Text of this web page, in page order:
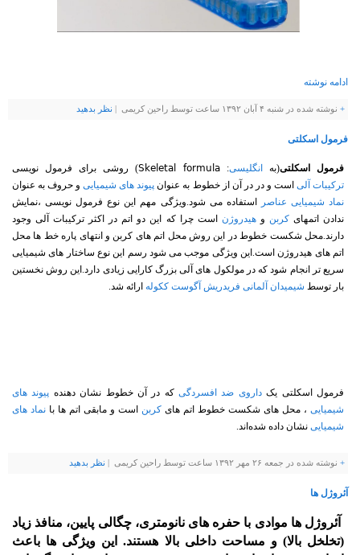
ادامه نوشته
+ نوشته شده در شنبه ۴ آبان ۱۳۹۲ ساعت توسط راحین کریمی | نظر بدهيد
فرمول اسکلتی
فرمول اسکلتی(به انگلیسی:
Skeletal formula)‏ روشی برای فرمول نویسی
ترکیبات آلی است و در در آن از خطوط به عنوان پیوند های شیمیاییو حروف به عنوان
نماد شیمیایی عناصر
استفاده می شود.ویژگی مهم این نوع فرمول نویسی ،نمایش
ندادن اتمهایکربن وهیدروژن است چرا که این دو اتم در اکثر ترکیبات آلی وجود
دارند.محل شکست خطوط در این روش محل اتم های کربن و انتهای پاره خط ها محل
اتم های هیدروژن است.این ویژگی موجب می شود رسم این نوع ساختار های شیمیایی
سریع تر انجام شود که در مولکول های آلی بزرگ کارایی زیادی دارد.این روش نخستین
بار توسط شیمیدان آلمانی فریدریش آگوست ککوله ارائه شد.
فرمول اسکلتی یکداروی ضد افسردگیکه در آن خطوط نشان دهنده پیوند های
شیمیایی ، محل های شکست خطوط اتم های کربن است و مابقی اتم ها با نماد های
شیمیایی نشان داده شده‌اند.
+ نوشته شده در جمعه ۲۶ مهر ۱۳۹۲ ساعت توسط راحین کریمی | نظر بدهيد
آئروژل ها
آئروژل ها موادی با حفره های نانومتری، چگالی پایین، منافذ زیاد
(تخلخل بالا) و مساحت داخلی بالا هستند. این ویژگی ها باعث